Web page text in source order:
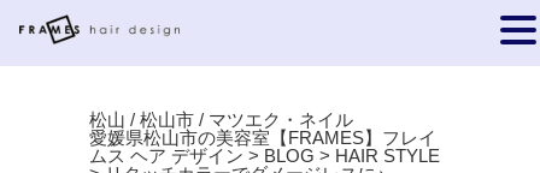
松山 / 松山市 / マツエク・ネイル
愛媛県松山市の美容室【FRAMES】フレイ
ムス ヘア デザイン > BLOG > HAIR STYLE